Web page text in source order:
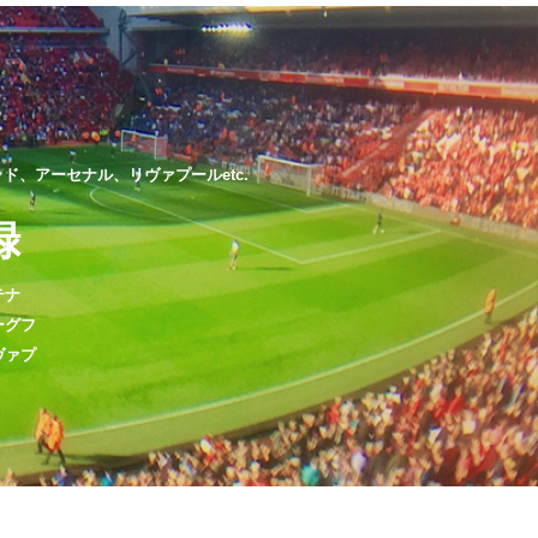
、アーセナル、リヴァプールetc.
ナ
グフ
ァプ